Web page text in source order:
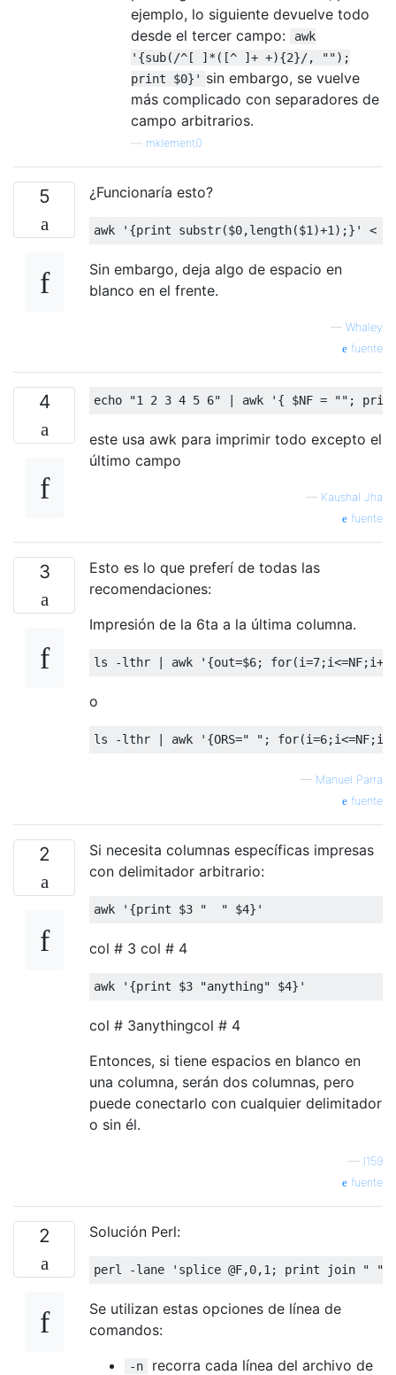
ejemplo, lo siguiente devuelve todo
desde el tercer campo:
awk
'{sub(/^[ ]*([^ ]+ +){2}/, "");
print $0}' sin embargo, se vuelve
más complicado con separadores de
campo arbitrarios.
mklement0
5 ¿Funcionaría esto?
awk '{print substr($0,length($1)+1);}' <
Sin embargo, deja algo de espacio en
blanco en el frente.
— Whaley
fuente
4 echo "1 2 3 4 5 6" | awk '{ $NF = "";
este usa awk para imprimir todo excepto el
último campo
— Kaushal Jha
fuente
3
Esto es lo que preferí de todas las
recomendaciones:
Impresión de la 6ta a la última columna.
ls -lthr | awk '{out=$6;
o
ls -lthr | awk '{ORS=" ";
— Manuel Parra
fuente
2
Si necesita columnas específicas impresas
con delimitador arbitrario:
awk '{print $3 "  " $4}'
col # 3 col # 4
awk '{print $3 "anything" $4}'
col # 3anythingcol # 4
Entonces, si tiene espacios en blanco en
una columna, serán dos columnas, pero
puede conectarlo con cualquier delimitador
o sin él.
— I159
fuente
2 Solución Perl:
perl -lane 'splice @F,0,1; print join "
Se utilizan estas opciones de línea de
comandos:
-n
recorra cada línea del archivo de